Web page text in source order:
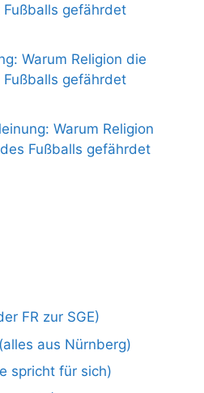
gefährdet
Warum Religion die
gefährdet
Warum Religion
Fußballs gefährdet
FR zur SGE)
aus Nürnberg)
spricht für sich)